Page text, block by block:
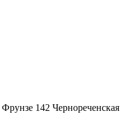
Фрунзе 142 Чернореченская